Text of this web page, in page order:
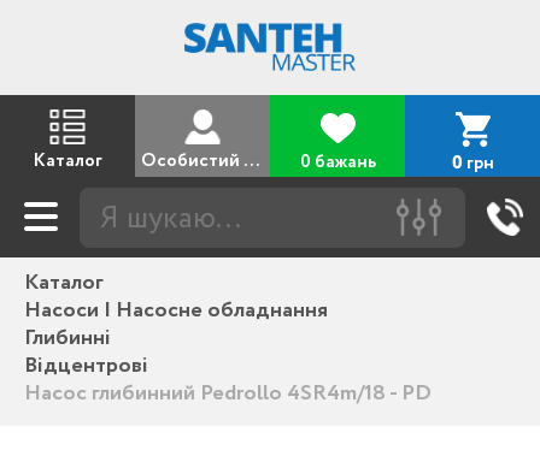
Каталог Особистий кабінет 0 бажань 0 грн
Каталог
Насоси | Насосне обладнання
Глибинні
Відцентрові
Насос глибинний Pedrollo 4SR4m/18 - PD